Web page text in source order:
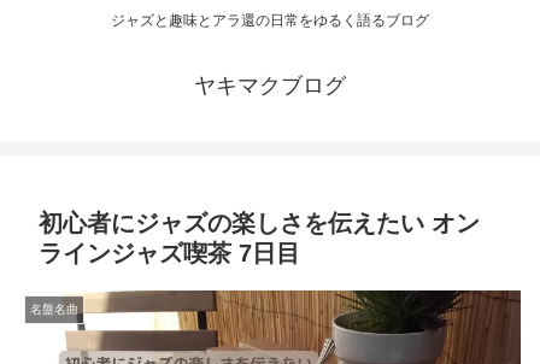
ジャズと趣味とアラ還の日常をゆるく語るブログ
ヤキマクブログ
初心者にジャズの楽しさを伝えたい オン
ラインジャズ喫茶 7日目
名盤名曲